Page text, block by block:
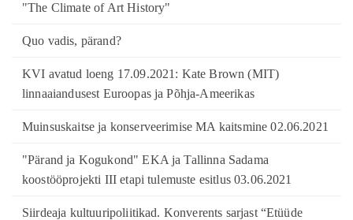
"The Climate of Art History"
Quo vadis, pärand?
KVI avatud loeng 17.09.2021: Kate Brown (MIT)
linnaaiandusest Euroopas ja Põhja-Ameerikas
Muinsuskaitse ja konserveerimise MA kaitsmine 02.06.2021
"Pärand ja Kogukond" EKA ja Tallinna Sadama
koostööprojekti III etapi tulemuste esitlus 03.06.2021
Siirdeaja kultuuripoliitikad. Konverents sarjast “Etüüde